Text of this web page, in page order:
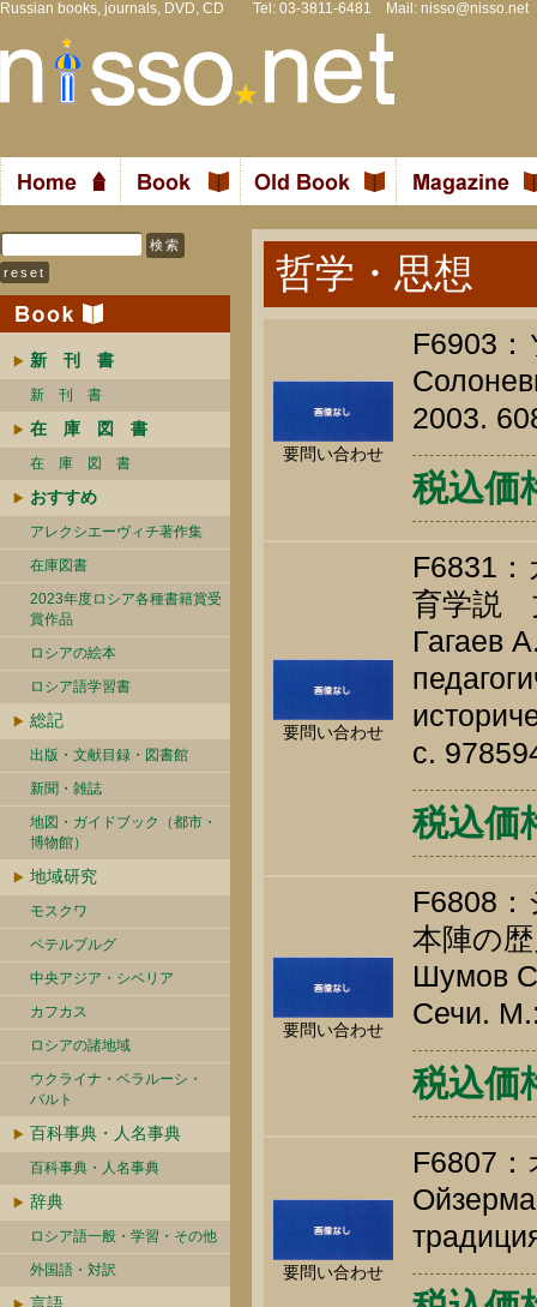
Russian books, journals, DVD, CD Tel: 03-3811-6481 Mail: nisso@nisso.net
新 刊 書
新 刊 書
在 庫 図 書
在 庫 図 書
おすすめ
アレクシエーヴィチ著作集
在庫図書
2023年度ロシア各種書籍賞受
賞作品
ロシアの絵本
ロシア語学習書
総記
出版・文献目録・図書館
新聞・雑誌
地図・ガイドブック（都市・
博物館）
地域研究
モスクワ
ペテルブルグ
中央アジア・シベリア
カフカス
ロシアの諸地域
ウクライナ・ベラルーシ・
バルト
百科事典・人名事典
百科事典・人名事典
辞典
ロシア語一般・学習・その他
外国語・対訳
哲学・思想
要問い合わせ
F6903
2003.
税込価
要問い合わせ
F6831
育学説
Гагаев
c.
税込価
要問い合わせ
F6808
本陣の
Шумов
Сечи.
税込価
要問い合わせ
F6807